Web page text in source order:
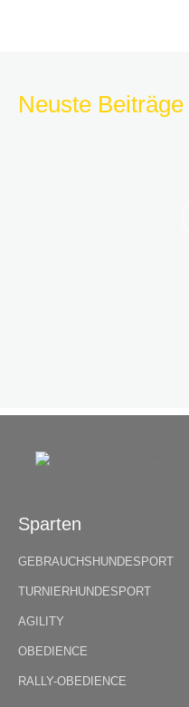
Neuste Beiträge
Sparten
GEBRAUCHSHUNDESPORT
TURNIERHUNDESPORT
AGILITY
OBEDIENCE
RALLY-OBEDIENCE